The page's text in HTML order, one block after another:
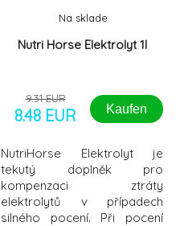
Nutri Horse Elektrolyt 1l
Na sklade
9.31 EUR
8.48 EUR Kaufen
NutriHorse Elektrolyt je
tekutý doplněk pro
kompenzaci ztráty
elektrolytů v případech
silného pocení. Při pocení